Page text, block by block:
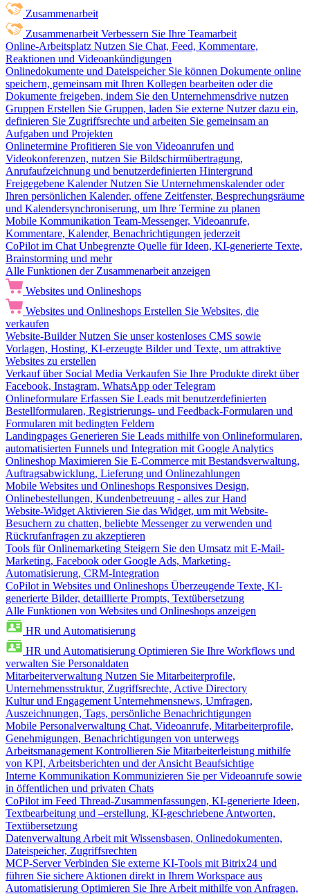
Zusammenarbeit
Zusammenarbeit Verbessern Sie Ihre Teamarbeit
Online-Arbeitsplatz Nutzen Sie Chat, Feed, Kommentare,
Reaktionen und Videoankündigungen
Onlinedokumente und Dateispeicher Sie können Dokumente online
speichern, gemeinsam mit Ihren Kollegen bearbeiten oder die
Dokumente freigeben, indem Sie den Unternehmensdrive nutzen
Gruppen Erstellen Sie Gruppen, laden Sie externe Nutzer dazu ein,
definieren Sie Zugriffsrechte und arbeiten Sie gemeinsam an
Aufgaben und Projekten
Onlinetermine Profitieren Sie von Videoanrufen und
Videokonferenzen, nutzen Sie Bildschirmübertragung,
Anrufaufzeichnung und benutzerdefinierten Hintergrund
Freigegebene Kalender Nutzen Sie Unternehmenskalender oder
Ihren persönlichen Kalender, offene Zeitfenster, Besprechungsräume
und Kalendersynchroniserung, um Ihre Termine zu planen
Mobile Kommunikation Team-Messenger, Videoanrufe,
Kommentare, Kalender, Benachrichtigungen jederzeit
CoPilot im Chat Unbegrenzte Quelle für Ideen, KI-generierte Texte,
Brainstorming und mehr
Alle Funktionen der Zusammenarbeit anzeigen
Websites und Onlineshops
Websites und Onlineshops Erstellen Sie Websites, die
verkaufen
Website-Builder Nutzen Sie unser kostenloses CMS sowie
Vorlagen, Hosting, KI-erzeugte Bilder und Texte, um attraktive
Websites zu erstellen
Verkauf über Social Media Verkaufen Sie Ihre Produkte direkt über
Facebook, Instagram, WhatsApp oder Telegram
Onlineformulare Erfassen Sie Leads mit benutzerdefinierten
Bestellformularen, Registrierungs- und Feedback-Formularen und
Formularen mit bedingten Feldern
Landingpages Generieren Sie Leads mithilfe von Onlineformularen,
automatisierten Funnels und Integration mit Google Analytics
Onlineshop Maximieren Sie E-Commerce mit Bestandsverwaltung,
Auftragsabwicklung, Lieferung und Onlinezahlungen
Mobile Websites und Onlineshops Responsives Design,
Onlinebestellungen, Kundenbetreuung - alles zur Hand
Website-Widget Aktivieren Sie das Widget, um mit Website-
Besuchern zu chatten, beliebte Messenger zu verwenden und
Rückrufanfragen zu akzeptieren
Tools für Onlinemarketing Steigern Sie den Umsatz mit E-Mail-
Marketing, Facebook oder Google Ads, Marketing-
Automatisierung, CRM-Integration
CoPilot in Websites und Onlineshops Überzeugende Texte, KI-
generierte Bilder, detaillierte Prompts, Textübersetzung
Alle Funktionen von Websites und Onlineshops anzeigen
HR und Automatisierung
HR und Automatisierung Optimieren Sie Ihre Workflows und
verwalten Sie Personaldaten
Mitarbeiterverwaltung Nutzen Sie Mitarbeiterprofile,
Unternehmensstruktur, Zugriffsrechte, Active Directory
Kultur und Engagement Unternehmensnews, Umfragen,
Auszeichnungen, Tags, persönliche Benachrichtigungen
Mobile Personalverwaltung Chat, Videoanrufe, Mitarbeiterprofile,
Genehmigungen, Benachrichtigungen von unterwegs
Arbeitsmanagement Kontrollieren Sie Mitarbeiterleistung mithilfe
von KPI, Arbeitsberichten und der Ansicht Beaufsichtige
Interne Kommunikation Kommunizieren Sie per Videoanrufe sowie
in öffentlichen und privaten Chats
CoPilot im Feed Thread-Zusammenfassungen, KI-generierte Ideen,
Textbearbeitung und –erstellung, KI-geschriebene Antworten,
Textübersetzung
Datenverwaltung Arbeit mit Wissensbasen, Onlinedokumenten,
Dateispeicher, Zugriffsrechten
MCP-Server Verbinden Sie externe KI-Tools mit Bitrix24 und
führen Sie sichere Aktionen direkt in Ihrem Workspace aus
Automatisierung Optimieren Sie Ihre Arbeit mithilfe von Anfragen,